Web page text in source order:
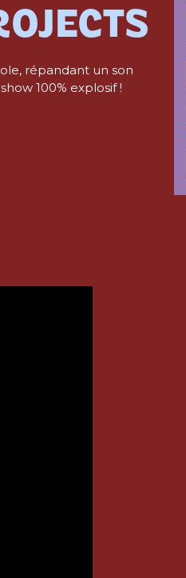
répandant un son
100% explosif !